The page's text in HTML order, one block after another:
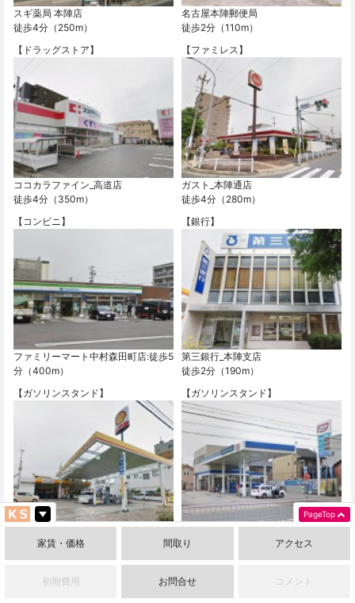
スギ薬局 本陣店
徒歩4分（250m）
名古屋本陣郵便局
徒歩2分（110m）
【ドラッグストア】
ココカラファイン_高道店
徒歩4分（350m）
【ファミレス】
ガスト_本陣通店
徒歩4分（280m）
【コンビニ】
ファミリーマート中村森田町店:徒歩5
分（400m）
【銀行】
第三銀行_本陣支店
徒歩2分（190m）
【ガソリンスタンド】
兼松ペトロ(株)本陣通給油所:車1分
（210m）
【ガソリンスタンド】
ゼネラル_本陣通ＳＳ
車1分（650m）
【ドラッグストア】
家賃・価格 間取り アクセス
初期費用 お問合せ コメント
PageTop